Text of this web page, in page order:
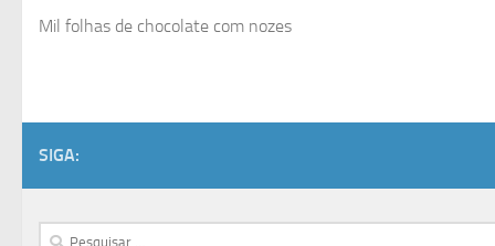
Mil folhas de chocolate com nozes
SIGA:
Pesquisar